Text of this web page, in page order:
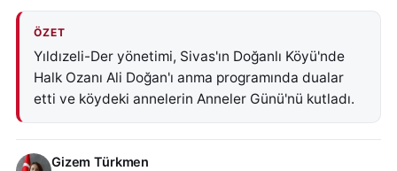
ÖZET
Yıldızeli-Der yönetimi, Sivas'ın Doğanlı Köyü'nde
Halk Ozanı Ali Doğan'ı anma programında dualar
etti ve köydeki annelerin Anneler Günü'nü kutladı.
Gizem Türkmen